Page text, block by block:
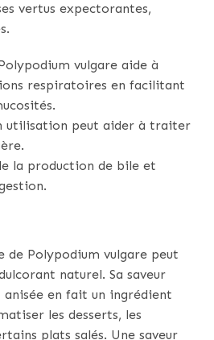
vertus expectorantes,
vulgare aide à
respiratoires en facilitant
utilisation peut aider à traiter
la production de bile et
de Polypodium vulgare peut
naturel. Sa saveur
en fait un ingrédient
les desserts, les
plats salés. Une saveur